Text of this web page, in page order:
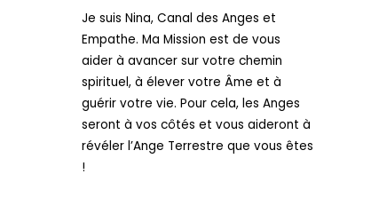
Je suis Nina, Canal des Anges et
Empathe. Ma Mission est de vous
aider à avancer sur votre chemin
spirituel, à élever votre Âme et à
guérir votre vie. Pour cela, les Anges
seront à vos côtés et vous aideront à
révéler l’Ange Terrestre que vous êtes
!